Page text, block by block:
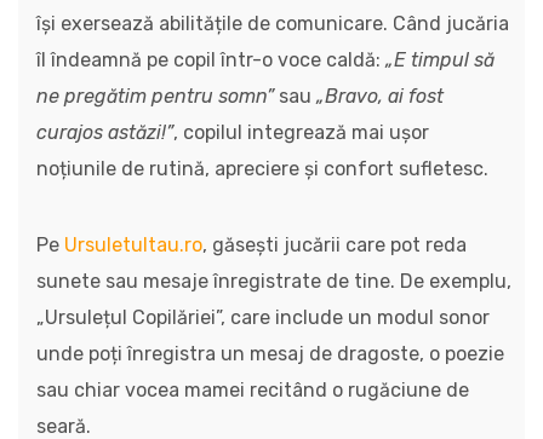
își exersează abilitățile de comunicare. Când jucăria
îl îndeamnă pe copil într-o voce caldă: „E timpul să
ne pregătim pentru somn”sau „Bravo, ai fost
curajos astăzi!”, copilul integrează mai ușor
noțiunile de rutină, apreciere și confort sufletesc.
Pe Ursuletultau.ro, găsești jucării care pot reda
sunete sau mesaje înregistrate de tine. De exemplu,
„Ursulețul Copilăriei”, care include un modul sonor
unde poți înregistra un mesaj de dragoste, o poezie
sau chiar vocea mamei recitând o rugăciune de
seară.